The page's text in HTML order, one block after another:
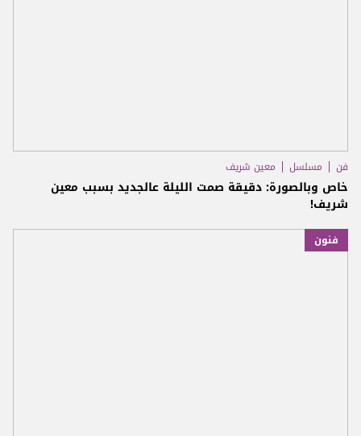
فن مسلسل معين شريف
خاص وبالصورة: دقيقة صمت الليلة عالجديد بسبب معين
شريف!
فنون